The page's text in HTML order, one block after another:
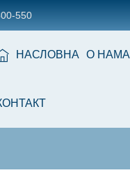
550
НАСЛОВНА О НАМА